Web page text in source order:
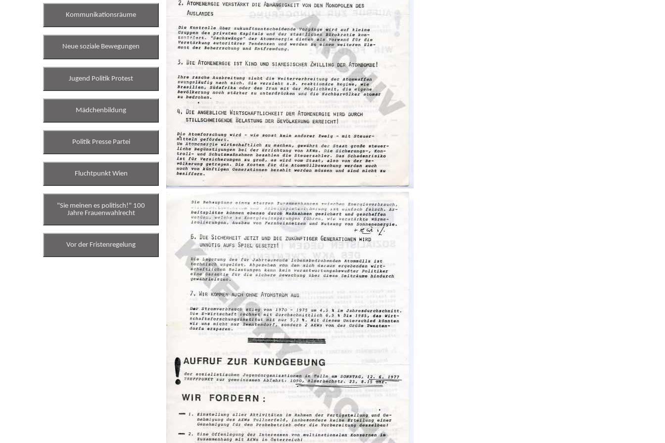
Kommunikationsräume
Neue soziale Bewegungen
Jugend Politik Protest
Mädchenbildung
Politik Presse Partei
Fluchtpunkt Wien
"Sie meinen es politisch!" 100
Jahre Frauenwahlrecht
Vor der Fristenregelung